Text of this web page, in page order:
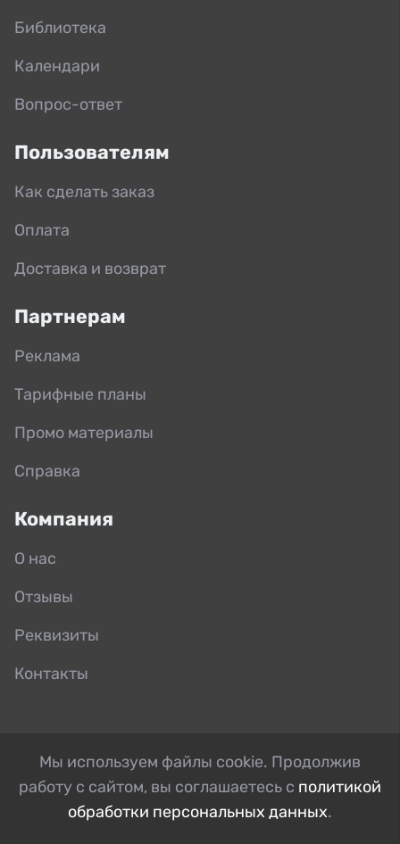
Библиотека
Календари
Вопрос-ответ
Пользователям
Как сделать заказ
Оплата
Доставка и возврат
Партнерам
Реклама
Тарифные планы
Промо материалы
Справка
Компания
О нас
Отзывы
Реквизиты
Контакты
Мы используем файлы cookie. Продолжив
работу с сайтом, вы соглашаетесь с политикой
обработки персональных данных.